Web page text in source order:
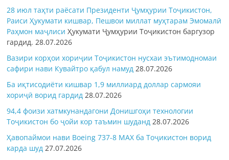
28 июл таҳти раёсати Президенти Ҷумҳурии Тоҷикистон,
Раиси Ҳукумати кишвар, Пешвои миллат муҳтарам Эмомалӣ
Раҳмон маҷлисиҲукумати Ҷумҳурии Тоҷикистон баргузор
гардид.28.07.2026
Вазири корҳои хориҷии Тоҷикистон нусхаи эътимодномаи
сафири нави Кувайтро қабул намуд 28.07.2026
Ба иқтисодиёти кишвар 1,9 миллиард доллар сармояи
хориҷӣ ворид гардид 28.07.2026
94,4 фоизи хатмкунандагони Донишгоҳи технологии
Тоҷикистон бо ҷойи кор таъмин шуданд 28.07.2026
Ҳавопаймои нави Boeing 737-8 MAX ба Тоҷикистон ворид
карда шуд 27.07.2026